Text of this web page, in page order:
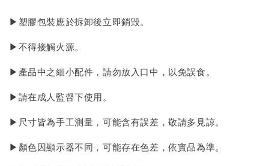
▶塑膠包裝應於拆卸後立即銷毀。
▶不得接觸火源。
▶產品中之細小配件，請勿放入口中，以免誤食。
▶請在成人監督下使用。
▶尺寸皆為手工測量，可能含有誤差，敬請多見諒。
▶顏色因顯示器不同，可能存在色差，依實品為準。